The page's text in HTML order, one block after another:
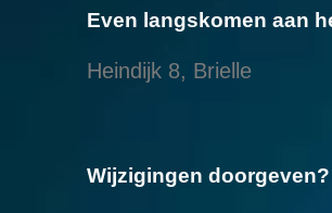
Even langskomen aan
Heindijk 8, Brielle
Wijzigingen doorgeven?